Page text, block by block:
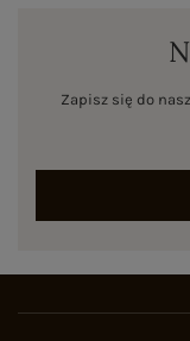
Zapisz się do